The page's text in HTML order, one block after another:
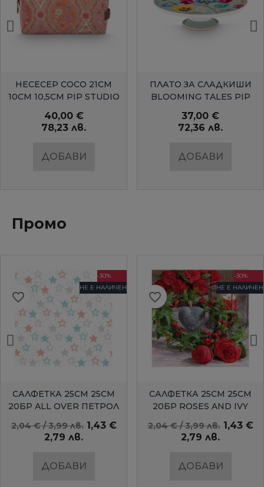
БЪРЗ ПРЕГЛЕД
НЕСЕСЕР COCO 21СМ
10СМ 10,5СМ PIP STUDIO
40,00 €
78,23 лв.
ДОБАВИ
БЪРЗ ПРЕГЛЕД
ПЛАТО ЗА СЛАДКИШИ
BLOOMING TALES PIP
37,00 €
72,36 лв.
ДОБАВИ
Промо
БЪРЗ ПРЕГЛЕД
-30%
НЕ Е НАЛИЧЕН
САЛФЕТКА 25СМ 25СМ
20БР ALL OVER ПЕТРОЛ
2,04 € / 3,99 лв. 1,43 €
2,79 лв.
ДОБАВИ
favorite_border
БЪРЗ ПРЕГЛЕД
-30%
НЕ Е НАЛИЧЕН
САЛФЕТКА 25СМ 25СМ
20БР ROSES AND IVY
AMBIENTE
2,04 € / 3,99 лв. 1,43 €
2,79 лв.
ДОБАВИ
favorite_border